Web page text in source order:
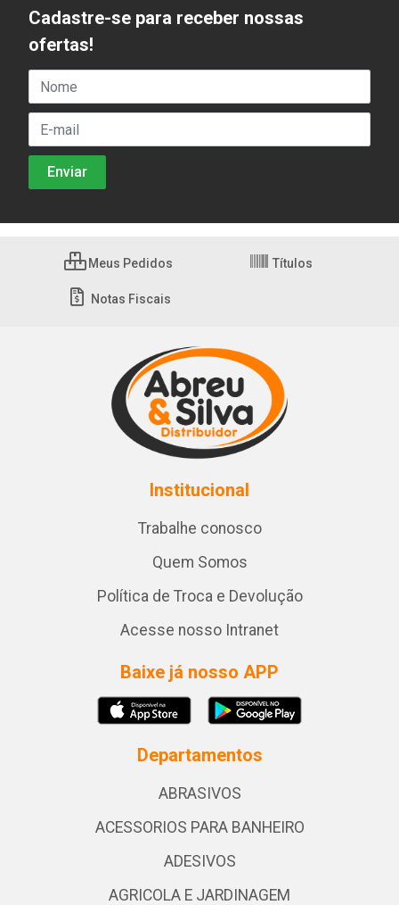
Cadastre-se para receber nossas
ofertas!
Meus Pedidos Títulos
Notas Fiscais
Institucional
Trabalhe conosco
Quem Somos
Política de Troca e Devolução
Acesse nosso Intranet
Baixe já nosso APP
Departamentos
ABRASIVOS
ACESSORIOS PARA BANHEIRO
ADESIVOS
AGRICOLA E JARDINAGEM